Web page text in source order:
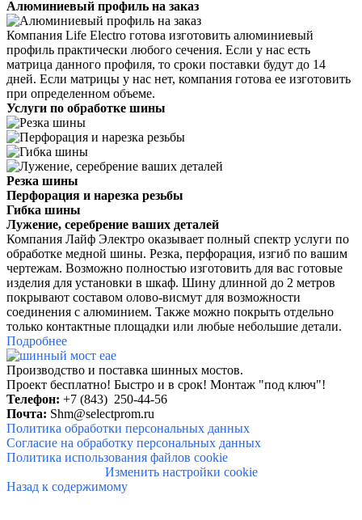
Алюминиевый профиль на заказ
Компания Life Electro готова изготовить алюминиевый
профиль практически любого сечения. Если у нас есть
матрица данного профиля, то сроки поставки будут до 14
дней. Если матрицы у нас нет, компания готова ее изготовить
при определенном объеме.
Услуги по обработке шины
Резка шины
Перфорация и нарезка резьбы
Гибка шины
Лужение, серебрение ваших деталей
Компания Лайф Электро оказывает полный спектр услуги по
обработке медной шины. Резка, перфорация, изгиб по вашим
чертежам. Возможно полностью изготовить для вас готовые
изделия для установки в шкаф. Шину длинной до 2 метров
покрывают составом олово-висмут для возможности
соединения с алюминием. Также можно покрыть отдельно
только контактные площадки или любые небольшие детали.
Подробнее
Производство и поставка шинных мостов.
Проект бесплатно! Быстро и в срок! Монтаж "под ключ"!
Телефон: +7 (843) 250-44-56
Почта: Shm@selectprom.ru
Политика обработки персональных данных
Согласие на обработку персональных данных
Политика использования файлов cookie
Изменить настройки cookie
Назад к содержимому